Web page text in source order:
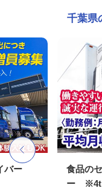
千葉県
バー
食品の
ー ※4t